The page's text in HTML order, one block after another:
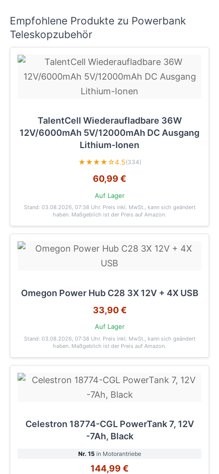
Empfohlene Produkte zu Powerbank
Teleskopzubehör
TalentCell Wiederaufladbare 36W
12V/6000mAh 5V/12000mAh DC Ausgang
Lithium-Ionen
★★★★☆4.5(334)
60,99 €
Auf Lager
Stand: 03.08.2026, 07:38 Uhr. Preis inkl. MwSt., kann sich geändert
haben. Maßgeblich ist der Preis auf Amazon.
Omegon Power Hub C28 3X 12V + 4X USB
33,90 €
Auf Lager
Stand: 03.08.2026, 07:38 Uhr. Preis inkl. MwSt., kann sich geändert
haben. Maßgeblich ist der Preis auf Amazon.
Celestron 18774-CGL PowerTank 7, 12V
-7Ah, Black
Nr. 15 in Motorantriebe
144,99 €